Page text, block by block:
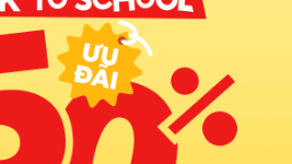
chất liệu. Sản phẩm đã vượt qua
Đây là đơn vị kiểm định chất
nghiệm khẳng định lòng cốc và
tiêu chuẩn an toàn tiếp xúc thực
người lớn và trẻ nhỏ.